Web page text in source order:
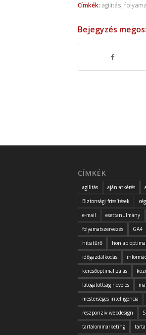
Címkék: agilitás
Bejegyzés
CÍMKÉK
agilitás ajánlatkérés
Biztonsági frissítések
e-mail
esettanulmány
folyamatszervezés
GA4
hibatűrő
honlap
időgazdálkodás
keresőoptimalizálás
látogatottság növelés
mesterséges intelligencia
reszponzív webdesign
tartalommarketing